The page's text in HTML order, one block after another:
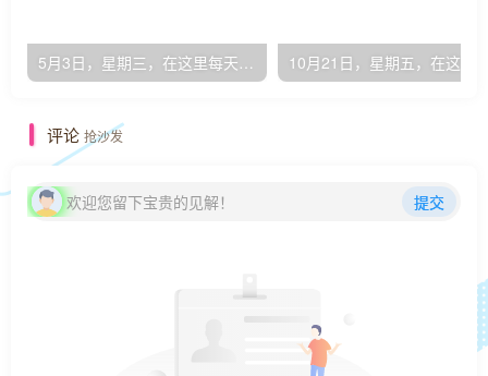
5月3日，星期三，在这里每天60秒读懂世界！
评论 抢沙发
欢迎您留下宝贵的见解！ 提交